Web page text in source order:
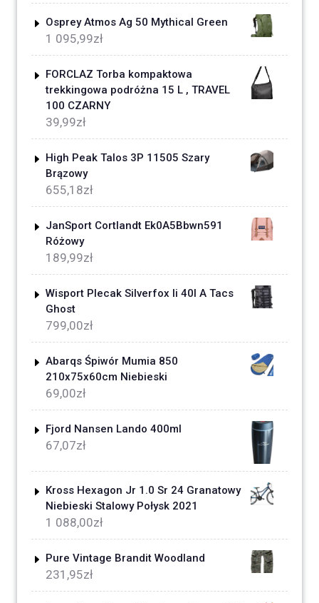
Osprey Atmos Ag 50 Mythical Green
1 095,99zł
FORCLAZ Torba kompaktowa
trekkingowa podróżna 15 L , TRAVEL
100 CZARNY
39,99zł
High Peak Talos 3P 11505 Szary
Brązowy
655,18zł
JanSport Cortlandt Ek0A5Bbwn591
Różowy
189,99zł
Wisport Plecak Silverfox Ii 40l A Tacs
Ghost
799,00zł
Abarqs Śpiwór Mumia 850
210x75x60cm Niebieski
69,00zł
Fjord Nansen Lando 400ml
67,07zł
Kross Hexagon Jr 1.0 Sr 24 Granatowy
Niebieski Stalowy Połysk 2021
1 088,00zł
Pure Vintage Brandit Woodland
231,95zł